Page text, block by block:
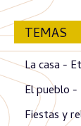
TEMAS
La casa -
El pueblo -
Fiestas y